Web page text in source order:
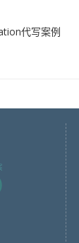
代写案例